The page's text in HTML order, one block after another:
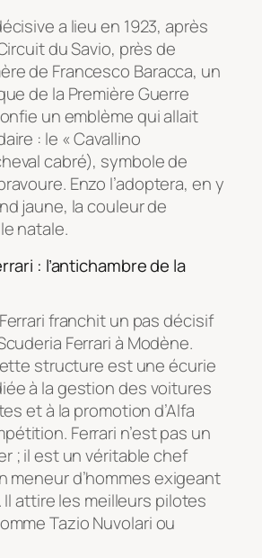
a lieu en 1923, après
du Savio, près de
de Francesco Baracca, un
de la Première Guerre
un emblème qui allait
: le « Cavallino
cabré), symbole de
Enzo l’adoptera, en y
jaune, la couleur de
natale.
: l’antichambre de la
franchit un pas décisif
Ferrari à Modène.
structure est une écurie
à la gestion des voitures
et à la promotion d’Alfa
Ferrari n’est pas un
; il est un véritable chef
meneur d’hommes exigeant
attire les meilleurs pilotes
Tazio Nuvolari ou